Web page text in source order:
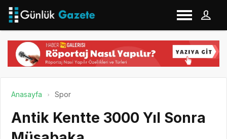
Anasayfa Spor
Antik Kentte 3000 Yıl Sonra